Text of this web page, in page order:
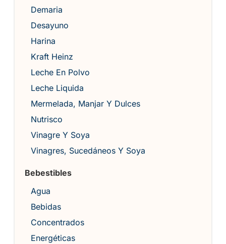
Demaria
Desayuno
Harina
Kraft Heinz
Leche En Polvo
Leche Liquida
Mermelada, Manjar Y Dulces
Nutrisco
Vinagre Y Soya
Vinagres, Sucedáneos Y Soya
Bebestibles
Agua
Bebidas
Concentrados
Energéticas